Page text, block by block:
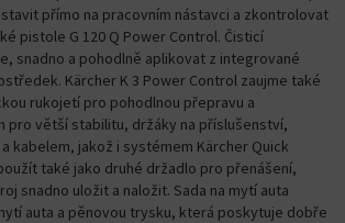
přímo na pracovním nástavci a zkontrolovat
pistole G 120 Q Power Control. Čisticí
snadno a pohodlně aplikovat z integrované
Kärcher K 3 Power Control zaujme také
rukojetí pro pohodlnou přepravu a
pro větší stabilitu, držáky na příslušenství,
kabelem, jakož i systémem Kärcher Quick
také jako druhé držadlo pro přenášení,
snadno uložit a naložit. Sada na mytí auta
auta a pěnovou trysku, která poskytuje dobře